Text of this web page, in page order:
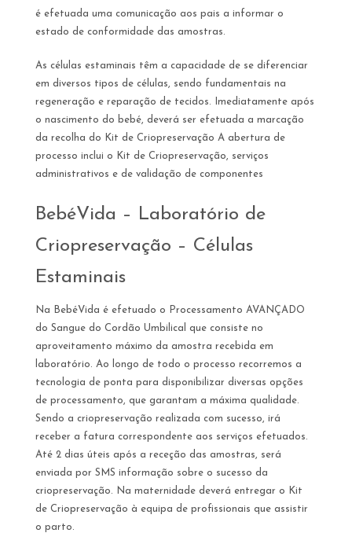
é efetuada uma comunicação aos pais a informar o
estado de conformidade das amostras.
As células estaminais têm a capacidade de se diferenciar
em diversos tipos de células, sendo fundamentais na
regeneração e reparação de tecidos. Imediatamente após
o nascimento do bebé, deverá ser efetuada a marcação
da recolha do Kit de Criopreservação A abertura de
processo inclui o Kit de Criopreservação, serviços
administrativos e de validação de componentes
BebéVida – Laboratório de
Criopreservação – Células
Estaminais
Na BebéVida é efetuado o Processamento AVANÇADO
do Sangue do Cordão Umbilical que consiste no
aproveitamento máximo da amostra recebida em
laboratório. Ao longo de todo o processo recorremos a
tecnologia de ponta para disponibilizar diversas opções
de processamento, que garantam a máxima qualidade.
Sendo a criopreservação realizada com sucesso, irá
receber a fatura correspondente aos serviços efetuados.
Até 2 dias úteis após a receção das amostras, será
enviada por SMS informação sobre o sucesso da
criopreservação. Na maternidade deverá entregar o Kit
de Criopreservação à equipa de profissionais que assistir
o parto.